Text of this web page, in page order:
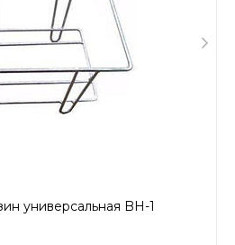
универсальная BH-1